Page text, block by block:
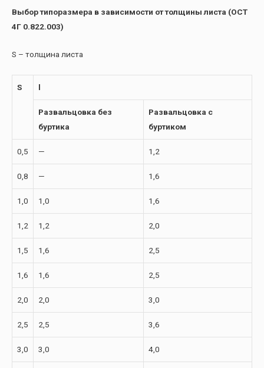
Выбор типоразмера в зависимости от толщины листа (ОСТ
4Г 0.822.003)
S – толщина листа
S l
Развальцовка без
буртика
Развальцовка с
буртиком
0,5 — 1,2
0,8 — 1,6
1,0 1,0 1,6
1,2 1,2 2,0
1,5 1,6 2,5
1,6 1,6 2,5
2,0 2,0 3,0
2,5 2,5 3,6
3,0 3,0 4,0